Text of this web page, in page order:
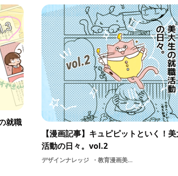
就職
【漫画記事】キュピピットといく！
活動の日々。vol.2
デザインナレッジ 教育漫画美大就職活動の日々選考デザイン就活基礎知識学ぶ学生採用